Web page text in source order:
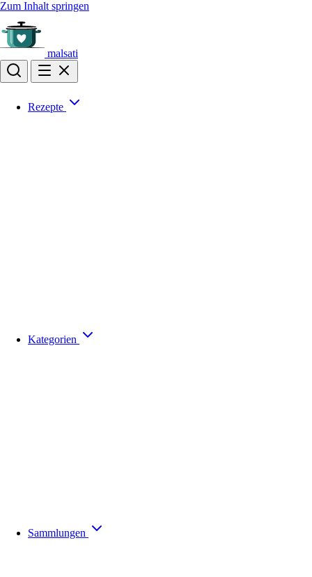
Zum Inhalt springen
malsati
Rezepte
Kategorien
Sammlungen